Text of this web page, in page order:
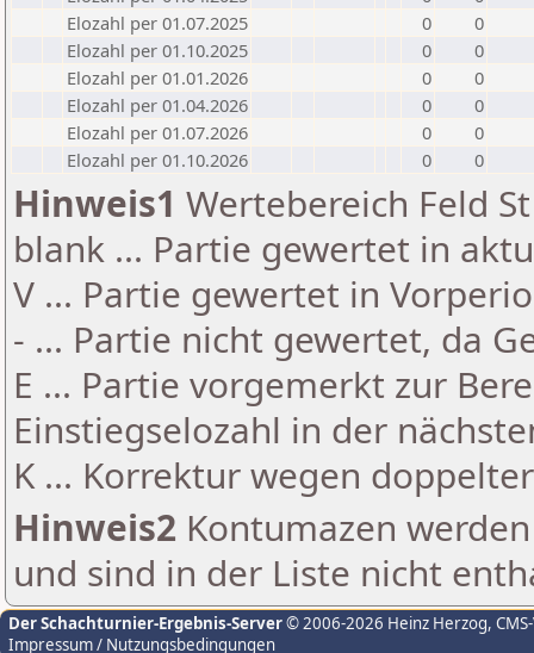
Elozahl per 01.07.2025
0
0
Elozahl per 01.10.2025
0
0
Elozahl per 01.01.2026
0
0
Elozahl per 01.04.2026
0
0
Elozahl per 01.07.2026
0
0
Elozahl per 01.10.2026
0 0
Hinweis1 Wertebereich Feld
blank ... Partie gewertet in
V ... Partie gewertet in
- ... Partie nicht gewertet, da
E ... Partie vorgemerkt zur
Einstiegselozahl in der
K ... Korrektur wegen
Hinweis2 Kontumazen
und sind in der Liste nicht
Der Schachturnier-Ergebnis-Server© 2006-2026 Heinz Herzog,
Impressum / Nutzungsbedingungen